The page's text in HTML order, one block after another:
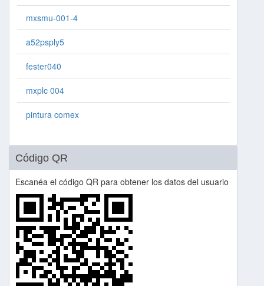
mxsmu-001-4
a52psply5
fester040
mxplc 004
pintura comex
Código QR
Escanéa el código QR para obtener los datos del usuario